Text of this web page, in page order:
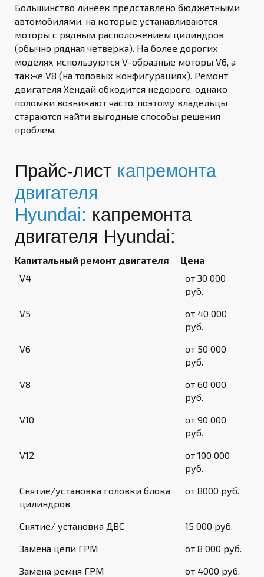
Большинство линеек представлено бюджетными
автомобилями, на которые устанавливаются
моторы с рядным расположением цилиндров
(обычно рядная четверка). На более дорогих
моделях используются V-образные моторы V6, а
также V8 (на топовых конфигурациях). Ремонт
двигателя Хендай обходится недорого, однако
поломки возникают часто, поэтому владельцы
стараются найти выгодные способы решения
проблем.
Прайс-лист капремонта
двигателя
Hyundai: капремонта
двигателя Hyundai:
Капитальный ремонт двигателя
Цена
V4
от 30 000
руб.
V5
от 40 000
руб.
V6
от 50 000
руб.
V8
от 60 000
руб.
V10
от 90 000
руб.
V12
от 100 000
руб.
Снятие/установка головки блока
цилиндров
от 8000 руб.
Снятие/ установка ДВС
15 000 руб.
Замена цепи ГРМ
от 8 000 руб.
Замена ремня ГРМ
от 4000 руб.